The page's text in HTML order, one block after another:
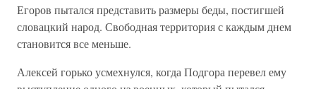
Егоров пытался представить размеры беды, постигшей
словацкий народ. Свободная территория с каждым днем
становится все меньше.
Алексей горько усмехнулся, когда Подгора перевел ему